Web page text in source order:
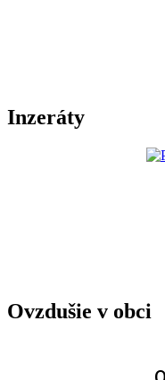
Inzeráty
Ovzdušie v obci